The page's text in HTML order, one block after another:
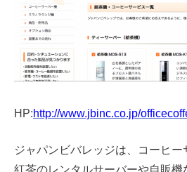
HP:http://www.jbinc.co.jp/
ジャパンビバレッジは、コーヒー
紅茶のレンタルサーバーや自販機